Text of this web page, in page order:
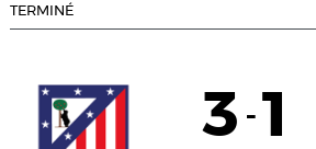
TERMINÉ
3 - 1